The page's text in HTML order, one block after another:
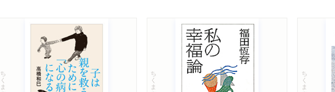
ちくま文庫 ちくま文庫 ちくま文庫